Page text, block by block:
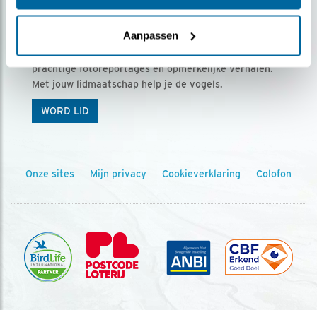
Aanpassen
Ontvang 5 x Vogels voor € 36,00 per jaar
Vogels is het tijdschrift voor onze leden, met
prachtige fotoreportages en opmerkelijke verhalen.
Met jouw lidmaatschap help je de vogels.
WORD LID
Onze sites Mijn privacy Cookieverklaring Colofon